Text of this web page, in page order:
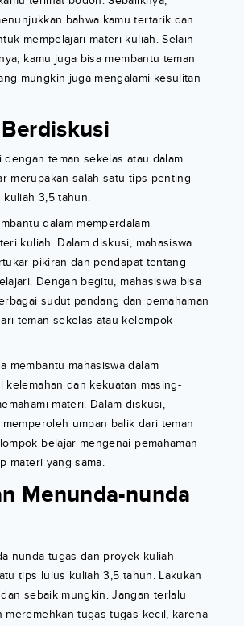
bahwa kamu tertarik dan
mempelajari materi kuliah. Selain
kamu juga bisa membantu teman
mungkin juga mengalami kesulitan
dengan teman sekelas atau dalam
merupakan salah satu tips penting
3,5 tahun.
dalam memperdalam
kuliah. Dalam diskusi, mahasiswa
pikiran dan pendapat tentang
Dengan begitu, mahasiswa bisa
sudut pandang dan pemahaman
teman sekelas atau kelompok
membantu mahasiswa dalam
kelemahan dan kekuatan masing-
materi. Dalam diskusi,
memperoleh umpan balik dari teman
belajar mengenai pemahaman
materi yang sama.
Menunda-nunda
nunda tugas dan proyek kuliah
tips lulus kuliah 3,5 tahun. Lakukan
sebaik mungkin. Jangan terlalu
meremehkan tugas-tugas kecil, karena